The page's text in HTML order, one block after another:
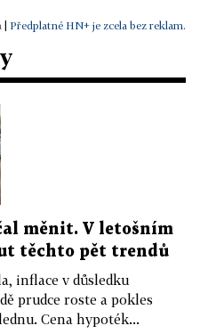
Předplatné HN+ je zcela bez reklam.
měnit. V letošním
těchto pět trendů
inflace v důsledku
prudce roste a pokles
Cena hypoték...